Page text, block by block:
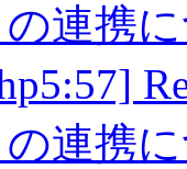
の連携
の連携